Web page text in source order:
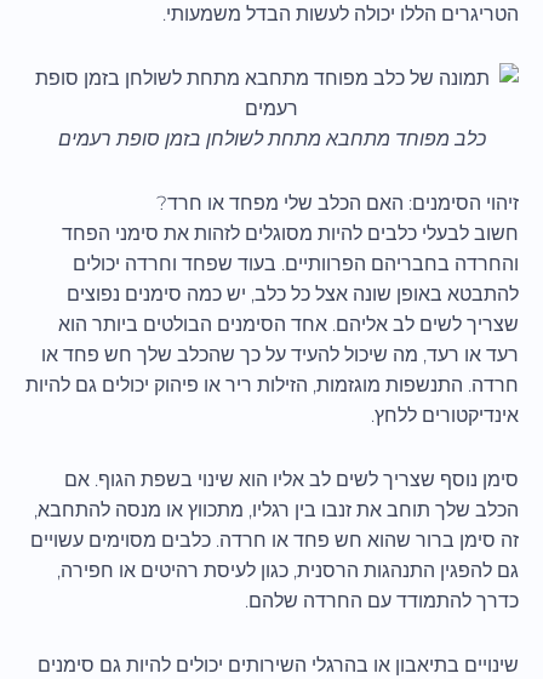
הטריגרים הללו יכולה לעשות הבדל משמעותי.
כלב מפוחד מתחבא מתחת לשולחן בזמן סופת רעמים
זיהוי הסימנים: האם הכלב שלי מפחד או חרד?
חשוב לבעלי כלבים להיות מסוגלים לזהות את סימני הפחד
והחרדה בחבריהם הפרוותיים. בעוד שפחד וחרדה יכולים
להתבטא באופן שונה אצל כל כלב, יש כמה סימנים נפוצים
שצריך לשים לב אליהם. אחד הסימנים הבולטים ביותר הוא
רעד או רעד, מה שיכול להעיד על כך שהכלב שלך חש פחד או
חרדה. התנשפות מוגזמות, הזילות ריר או פיהוק יכולים גם להיות
אינדיקטורים ללחץ.
סימן נוסף שצריך לשים לב אליו הוא שינוי בשפת הגוף. אם
הכלב שלך תוחב את זנבו בין רגליו, מתכווץ או מנסה להתחבא,
זה סימן ברור שהוא חש פחד או חרדה. כלבים מסוימים עשויים
גם להפגין התנהגות הרסנית, כגון לעיסת רהיטים או חפירה,
כדרך להתמודד עם החרדה שלהם.
שינויים בתיאבון או בהרגלי השירותים יכולים להיות גם סימנים